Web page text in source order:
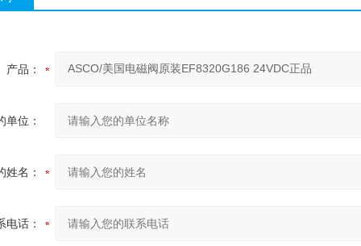
产品：
单位：
姓名：
电话：